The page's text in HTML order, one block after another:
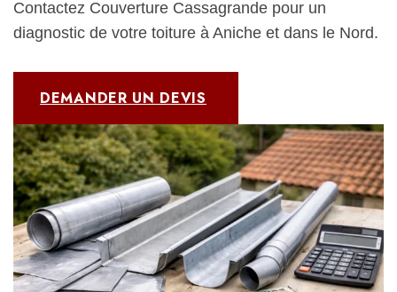
Contactez Couverture Cassagrande pour un
diagnostic de votre toiture à Aniche et dans le Nord.
DEMANDER UN DEVIS